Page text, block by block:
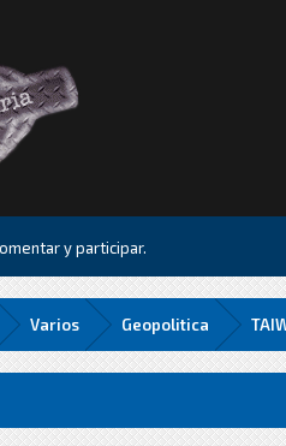
y participar.
Varios Geopolitica